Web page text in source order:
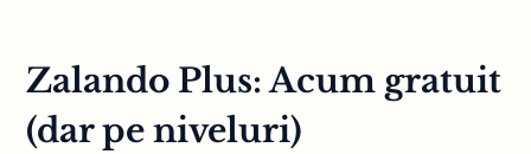
Zalando Plus: Acum gratuit
(dar pe niveluri)